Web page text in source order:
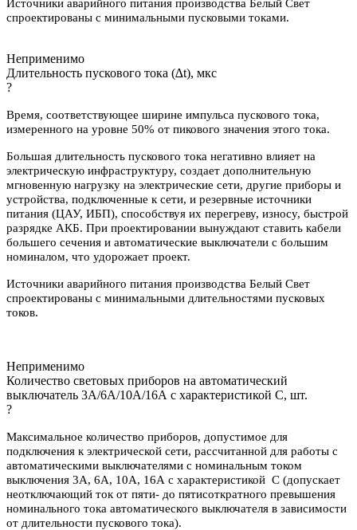
Источники аварийного питания производства Белый Свет
спроектированы с минимальными пусковыми токами.
Неприменимо
Длительность пускового тока (∆t), мкс
?
Время, соответствующее ширине импульса пускового тока,
измеренного на уровне 50% от пикового значения этого тока.
Большая длительность пускового тока негативно влияет на
электрическую инфраструктуру, создает дополнительную
мгновенную нагрузку на электрические сети, другие приборы и
устройства, подключенные к сети, и резервные источники
питания (ЦАУ, ИБП), способствуя их перегреву, износу, быстрой
разрядке АКБ. При проектировании вынуждают ставить кабели
большего сечения и автоматические выключатели с большим
номиналом, что удорожает проект.
Источники аварийного питания производства Белый Свет
спроектированы с минимальными длительностями пусковых
токов.
Неприменимо
Количество световых приборов на автоматический
выключатель 3А/6А/10А/16А с характеристикой C, шт.
?
Максимальное количество приборов, допустимое для
подключения к электрической сети, рассчитанной для работы с
автоматическими выключателями с номинальным током
выключения 3А, 6А, 10А, 16А с характеристикой С (допускает
неотключающий ток от пяти- до пятисоткратного превышения
номинального тока автоматического выключателя в зависимости
от длительности пускового тока).